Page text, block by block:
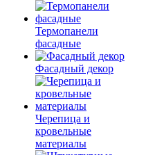
Термопанели
фасадные
Фасадный декор
Черепица и
кровельные
материалы